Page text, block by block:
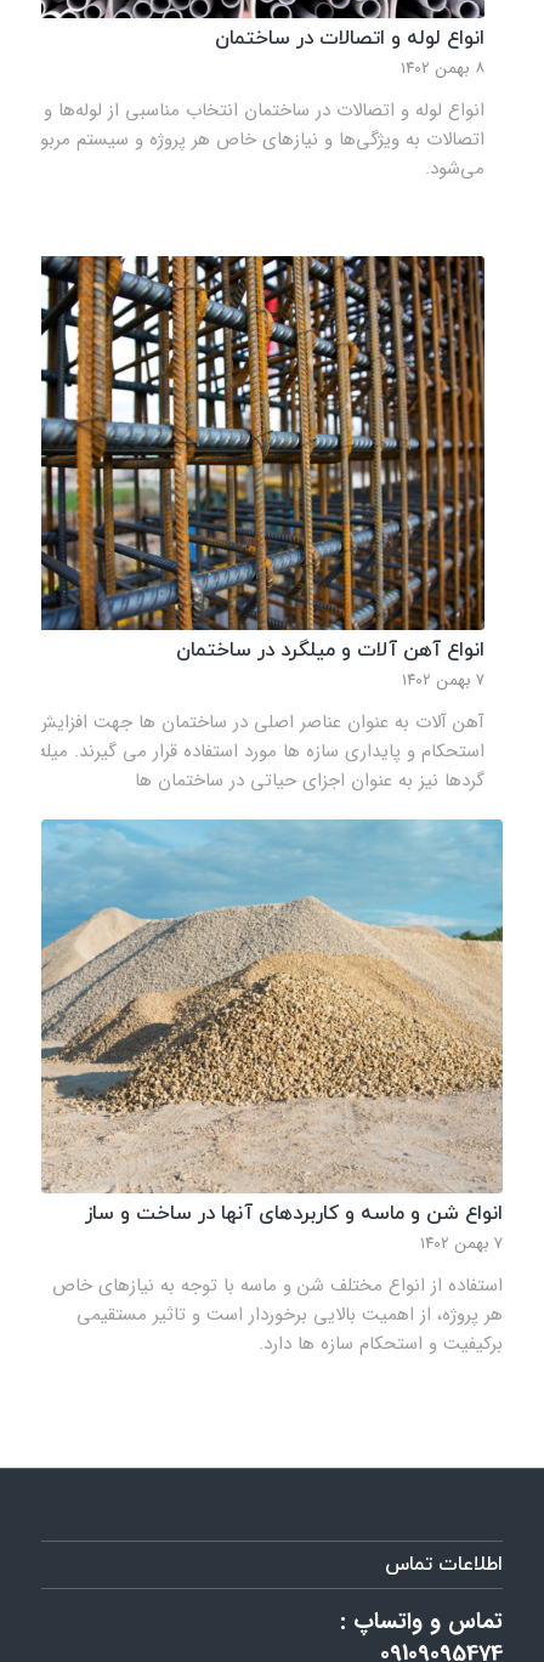
انواع لوله و اتصالات در ساختمان
۸ بهمن ۱۴۰۲
انواع لوله و اتصالات در ساختمان انتخاب مناسبی از لوله‌ها و
اتصالات به ویژگی‌ها و نیازهای خاص هر پروژه و سیستم مربوط
می‌شود.
انواع آهن آلات و میلگرد در ساختمان
۷ بهمن ۱۴۰۲
آهن‌ آلات به عنوان عناصر اصلی در ساختمان‌ ها جهت افزایش
استحکام و پایداری سازه‌ ها مورد استفاده قرار می‌ گیرند. میله‌
گردها نیز به‌ عنوان اجزای حیاتی در ساختمان‌ ها
انواع شن و ماسه و کاربردهای آنها در ساخت و ساز
۷ بهمن ۱۴۰۲
استفاده از انواع مختلف شن و ماسه با توجه به نیازهای خاص
هر پروژه، از اهمیت بالایی برخوردار است و تاثیر مستقیمی
برکیفیت و استحکام سازه‌ ها دارد.
اطلاعات تماس
تماس و واتساپ :
09109095474